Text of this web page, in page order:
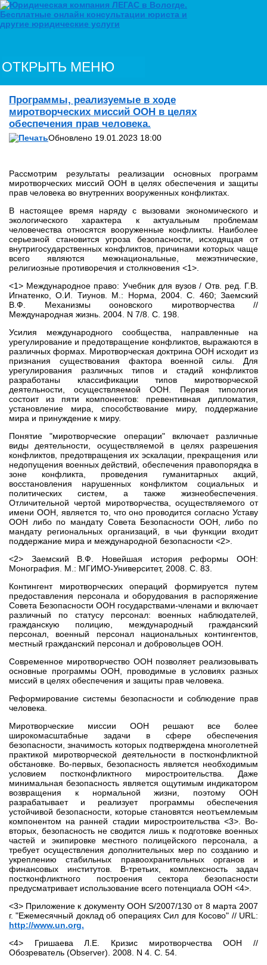
ОТКРЫТЬ МЕНЮ
Программы, реализуемые в ходе
миротворческих миссий ООН в целях
обеспечения прав человека.
Обновлено 19.01.2023 18:00
Рассмотрим результаты реализации основных программ
миротворческих миссий ООН в целях обеспечения и защиты
прав человека во внутренних вооруженных конфликтах.
В настоящее время наряду с вызовами экономического и
экологического характера к актуальным проблемам
человечества относятся вооруженные конфликты. Наиболее
серьезной становится угроза безопасности, исходящая от
внутригосударственных конфликтов, причинами которых чаще
всего являются межнациональные, межэтнические,
религиозные противоречия и столкновения <1>.
<1> Международное право: Учебник для вузов / Отв. ред. Г.В.
Игнатенко, О.И. Тиунов. М.: Норма, 2004. С. 460; Заемский
В.Ф. Механизмы ооновского миротворчества //
Международная жизнь. 2004. N 7/8. С. 198.
Усилия международного сообщества, направленные на
урегулирование и предотвращение конфликтов, выражаются в
различных формах. Миротворческая доктрина ООН исходит из
признания существования фактора военной силы. Для
урегулирования различных типов и стадий конфликтов
разработаны классификации типов миротворческой
деятельности, осуществляемой ООН. Первая типология
состоит из пяти компонентов: превентивная дипломатия,
установление мира, способствование миру, поддержание
мира и принуждение к миру.
Понятие "миротворческие операции" включает различные
виды деятельности, осуществляемой в целях разрешения
конфликтов, предотвращения их эскалации, прекращения или
недопущения военных действий, обеспечения правопорядка в
зоне конфликта, проведения гуманитарных акций,
восстановления нарушенных конфликтом социальных и
политических систем, а также жизнеобеспечения.
Отличительной чертой миротворчества, осуществляемого от
имени ООН, является то, что оно проводится согласно Уставу
ООН либо по мандату Совета Безопасности ООН, либо по
мандату региональных организаций, в чьи функции входит
поддержание мира и международной безопасности <2>.
<2> Заемский В.Ф. Новейшая история реформы ООН:
Монография. М.: МГИМО-Университет, 2008. С. 83.
Контингент миротворческих операций формируется путем
предоставления персонала и оборудования в распоряжение
Совета Безопасности ООН государствами-членами и включает
различный по статусу персонал: военных наблюдателей,
гражданскую полицию, международный гражданский
персонал, военный персонал национальных контингентов,
местный гражданский персонал и добровольцев ООН.
Современное миротворчество ООН позволяет реализовывать
основные программы ООН, проводимые в условиях разных
миссий в целях обеспечения и защиты прав человека.
Реформирование системы безопасности и соблюдение прав
человека.
Миротворческие миссии ООН решают все более
широкомасштабные задачи в сфере обеспечения
безопасности, значимость которых подтверждена многолетней
практикой миротворческой деятельности в постконфликтной
обстановке. Во-первых, безопасность является необходимым
условием постконфликтного миростроительства. Даже
минимальная безопасность является ощутимым индикатором
возвращения к нормальной жизни, поэтому ООН
разрабатывает и реализует программы обеспечения
устойчивой безопасности, которые становятся неотъемлемым
компонентом на ранней стадии миростроительства <3>. Во-
вторых, безопасность не сводится лишь к подготовке военных
частей и экипировке местного полицейского персонала, а
требует осуществления дополнительных мер по созданию и
укреплению стабильных правоохранительных органов и
финансовых институтов. В-третьих, комплексность задач
постконфликтного построения сектора безопасности
предусматривает использование всего потенциала ООН <4>.
<3> Приложение к документу ООН S/2007/130 от 8 марта 2007
г. "Ежемесячный доклад об операциях Сил для Косово" // URL:
http://www.un.org.
<4> Гришаева Л.Е. Кризис миротворчества ООН //
Обозреватель (Observer). 2008. N 4. С. 54.